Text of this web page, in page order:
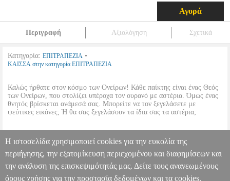
Αγορά
Περιγραφή Αξιολόγηση Σχετικά
Κατηγορία: ΕΠΙΤΡΑΠΕΖΙΑ •
ΚΑΙΣΣΑ στην κατηγορία ΕΠΙΤΡΑΠΕΖΙΑ
Καλώς ήρθατε στον κόσμο των Ονείρων! Κάθε παίκτης είναι ένας Θεός
των Ονείρων, που στολίζει υπέροχα τον ουρανό με αστέρια. Όμως ένας
θνητός βρίσκεται ανάμεσά σας. Μπορείτε να τον ξεγελάσετε με
ψεύτικες εικόνες; Ή θα σας ξεγελάσουν τα ίδια σας τα αστέρια;
• Διάρκεια:30'
•Ηλικία:10+
ΟΝΕΙΡΑ EPI.06990 EPI.06990 ΚΑΙΣΣΑ ΚΑΙΣΣΑ ΕΠΙΤΡΑΠΕΖΙΑ
Κατηγορία: ΕΠΙΤΡΑΠΕΖΙΑ •ΚΑΙΣΣΑ στην κατηγορία
Η ιστοσελίδα χρησιμοποιεί cookies για την ευκολία της
περιήγησης, την εξατομίκευση περιεχομένου και διαφημίσεων και
την ανάλυση της επισκεψιμότητάς μας. Δείτε τους ανανεωμένους
όρους χρήσης για την προστασία δεδομένων και τα cookies.